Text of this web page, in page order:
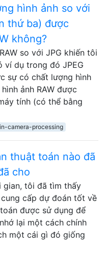
hình ảnh so với
thứ ba) được
không?
so với JPG khiến tôi
ví dụ trong đó JPEG
sự có chất lượng hình
ảnh RAW được
tính (có thể bằng
in-camera-processing
thuật toán nào đã
cho
gian, tôi đã tìm thấy
cấp dự đoán tốt về
được sử dụng để
lại một cách chính
một cái gì đó giống